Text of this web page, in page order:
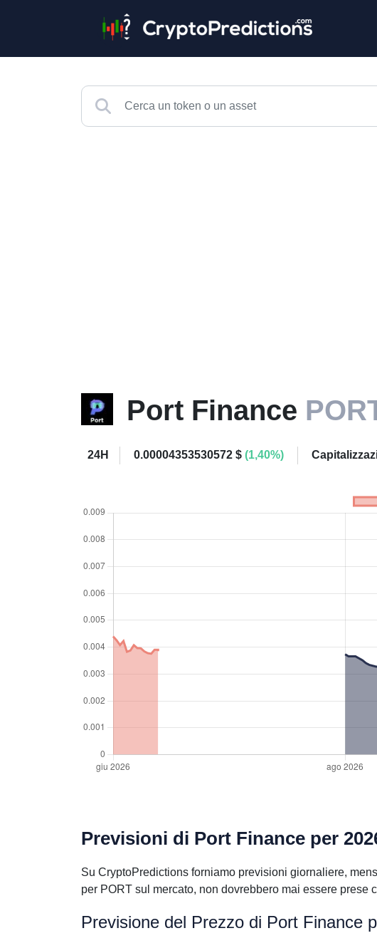
Port Finance
24H 0.00004353530572 $ (1,40%)
Previsioni di Port Finance per
Su CryptoPredictions forniamo previsioni giornaliere,
per PORT sul mercato, non dovrebbero mai essere
Previsione del Prezzo di Port Finance